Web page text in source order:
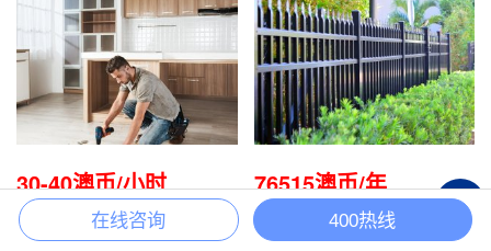
30-40澳币/小时
赴澳大利亚（布里斯班）- 橱柜
安装工
橱柜安装工， 会看图纸，能独立
76515澳币/年
赴澳大利亚（悉尼/布里斯班）-
围栏安装
✅ 现成名额，申请快，欢迎有成
+
在线咨询 400热线